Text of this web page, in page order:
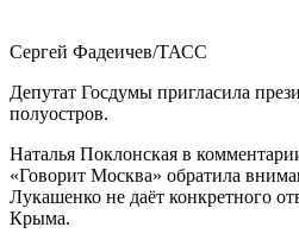
Сергей Фадеичев/ТАСС
Депутат Госдумы пригласила
полуостров.
Наталья Поклонская в
«Говорит Москва» обратила
Лукашенко не даёт конкретного
Крыма.